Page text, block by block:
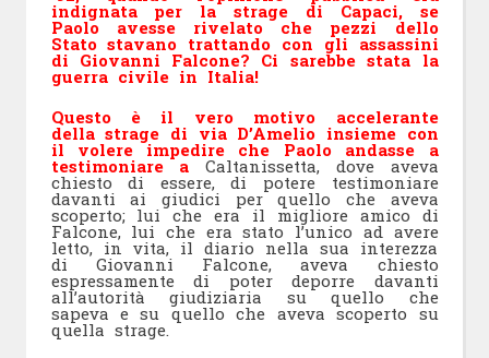
indignata per la strage di Capaci, se
Paolo avesse rivelato che pezzi dello
Stato stavano trattando con gli assassini
di Giovanni Falcone? Ci sarebbe stata la
guerra civile in Italia!
Questo è il vero motivo accelerante
della strage di via D’Amelio insieme con
il volere impedire che Paolo andasse a
testimoniare a Caltanissetta, dove aveva
chiesto di essere, di potere testimoniare
davanti ai giudici per quello che aveva
scoperto; lui che era il migliore amico di
Falcone, lui che era stato l’unico ad avere
letto, in vita, il diario nella sua interezza
di Giovanni Falcone, aveva chiesto
espressamente di poter deporre davanti
all’autorità giudiziaria su quello che
sapeva e su quello che aveva scoperto su
quella strage.